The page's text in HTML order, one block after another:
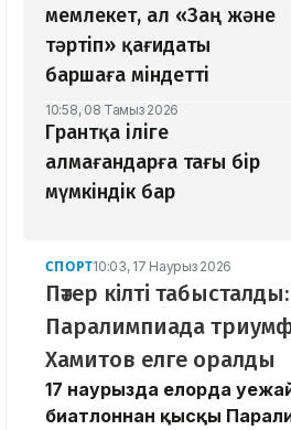
мемлекет, ал «Заң және
тәртіп» қағидаты
баршаға міндетті
10:58, 08 Тамыз 2026
Грантқа іліге
алмағандарға тағы бір
мүмкіндік бар
СПОРТ10:03, 17 Наурыз 2026
Пәтер кілті табысталды:
Паралимпиада
Хамитов елге оралды
17 наурызда елорда
биатлоннан қысқы